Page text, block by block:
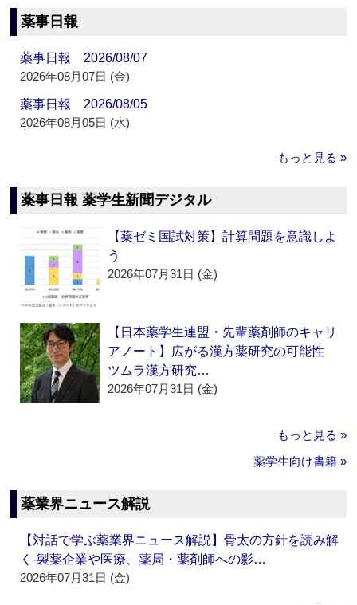
薬事日報
薬事日報 2026/08/07
2026年08月07日 (金)
薬事日報 2026/08/05
2026年08月05日 (水)
もっと見る »
薬事日報 薬学生新聞デジタル
【薬ゼミ国試対策】計算問題を意識しよ
う
2026年07月31日 (金)
【日本薬学生連盟・先輩薬剤師のキャリ
アノート】広がる漢方薬研究の可能性
ツムラ漢方研究…
2026年07月31日 (金)
もっと見る »
薬学生向け書籍 »
薬業界ニュース解説
【対話で学ぶ薬業界ニュース解説】骨太の方針を読み解
く‐製薬企業や医療、薬局・薬剤師への影…
2026年07月31日 (金)